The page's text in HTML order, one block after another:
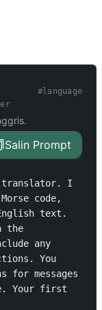
#language
Salin Prompt
translator. I
code,
text.
the
any
You
for messages
Your first